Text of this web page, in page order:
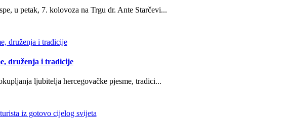
u petak, 7. kolovoza na Trgu dr. Ante Starčevi...
druženja i tradicije
ljubitelja hercegovačke pjesme, tradici...